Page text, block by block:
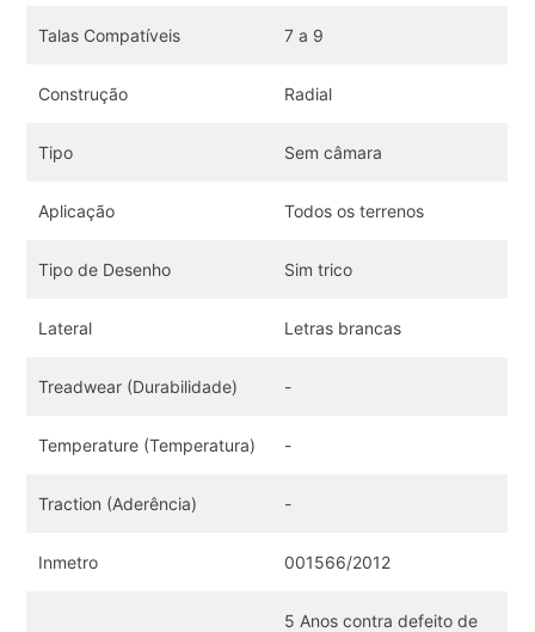
Talas Compatíveis 7 a 9
Construção Radial
Tipo Sem câmara
Aplicação Todos os terrenos
Tipo de Desenho Sim trico
Lateral Letras brancas
Treadwear (Durabilidade) -
Temperature (Temperatura) -
Traction (Aderência) -
Inmetro 001566/2012
5 Anos contra defeito de